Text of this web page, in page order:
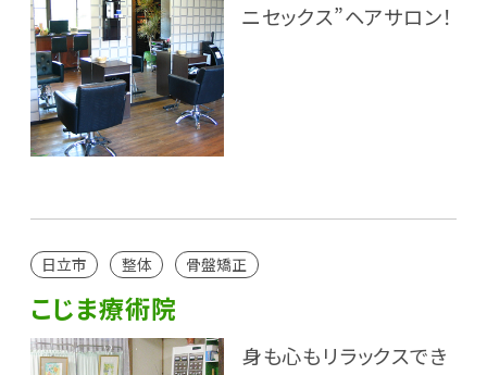
ニセックス”ヘアサロン！
日立市 整体 骨盤矯正
こじま療術院
身も心もリラックスでき